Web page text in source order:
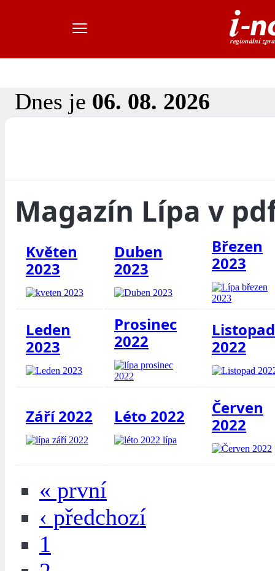
Dnes je 06. 08. 2026
Magazín Lípa v
Květen
2023
Duben
2023
Březen
2023
Leden
2023
Prosinec
2022
Listopad
2022
Září 2022 Léto 2022
Červen
2022
« první
‹ předchozí
1